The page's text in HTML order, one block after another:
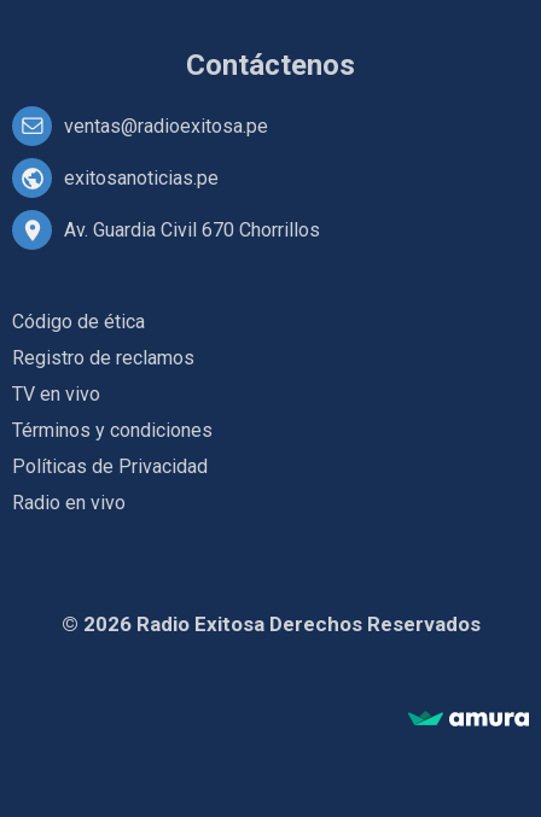
Contáctenos
ventas@radioexitosa.pe
exitosanoticias.pe
Av. Guardia Civil 670 Chorrillos
Código de ética
Registro de reclamos
TV en vivo
Términos y condiciones
Políticas de Privacidad
Radio en vivo
© 2026 Radio Exitosa Derechos Reservados